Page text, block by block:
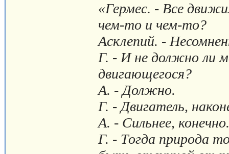
«Гермес. - Все
чем-то и чем-то?
Асклепий. -
Г. - И не должно ли
двигающегося?
А. - Должно.
Г. - Двигатель,
А. - Сильнее, конечно.
Г. - Тогда природа